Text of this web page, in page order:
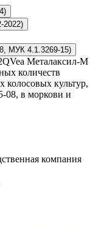
2022)
МУК 4.1.3269-15)
Металаксил-М
количеств
колосовых культур,
08, в моркови и
компания